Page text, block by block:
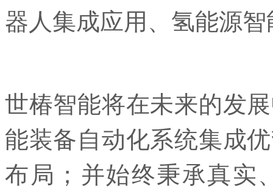
器人集成应用、氢能源
世椿智能将在未来的发
能装备自动化系统集成
布局；并始终秉承真实